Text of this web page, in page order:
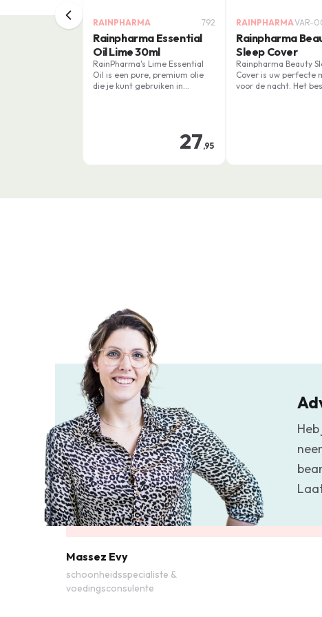
RAINPHARMA 792
Rainpharma Essential
Oil Lime 30ml
RainPharma's Lime Essential
Oil is een pure, premium olie
die je kunt gebruiken in
27,95
RAINPHARMAVAR-
Rainpharma
Sleep Cover
Rainpharma Beauty
Cover is uw perfecte
voor de nacht. Het
satijnen
zorgt voor comfort
Massez Evy
schoonheidsspecialiste &
voedingsconsulente